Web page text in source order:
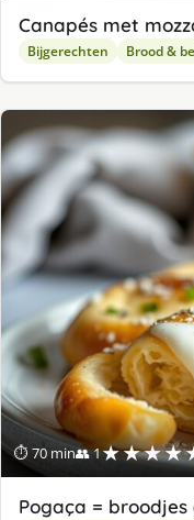
Canapés met
Bijgerechten Brood &
⏱ 70 min👥 1
Pogaça = broodjes